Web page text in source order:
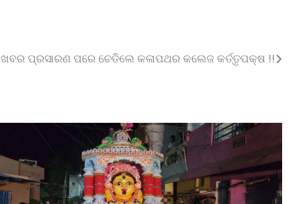
ଖବର ପ୍ରସାରଣ ପରେ ଚେତିଲେ କଳାପଥର କଲେଜ କର୍ତ୍ତୃପକ୍ଷ !!